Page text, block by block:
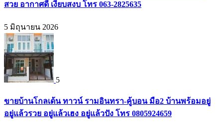
สวย อากาศดี เงียบสงบ โทร 063-2825635
5 มิถุนายน 2026
5
ขายบ้านโกลเด้น ทาวน์ รามอินทรา-คู้บอน มือ2 บ้านพร้อมอยู่
อยู่แล้วรวย อยู่แล้วเฮง อยู่แล้วปัง โทร 0805924659